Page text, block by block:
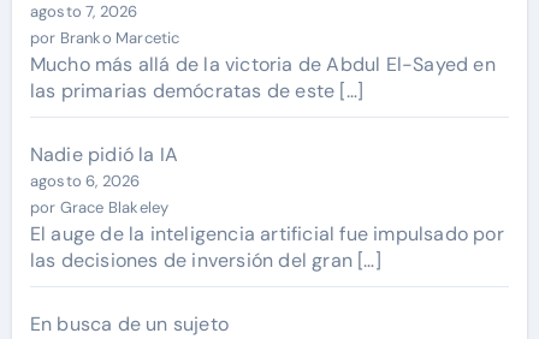
agosto 7, 2026
por Branko Marcetic
Mucho más allá de la victoria de Abdul El-Sayed en
las primarias demócratas de este […]
Nadie pidió la IA
agosto 6, 2026
por Grace Blakeley
El auge de la inteligencia artificial fue impulsado por
las decisiones de inversión del gran […]
En busca de un sujeto